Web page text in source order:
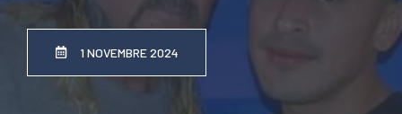
1 NOVEMBRE 2024